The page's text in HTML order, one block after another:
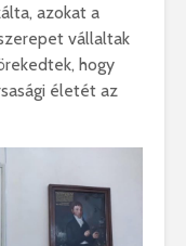
azokat a
vállaltak
hogy
életét az